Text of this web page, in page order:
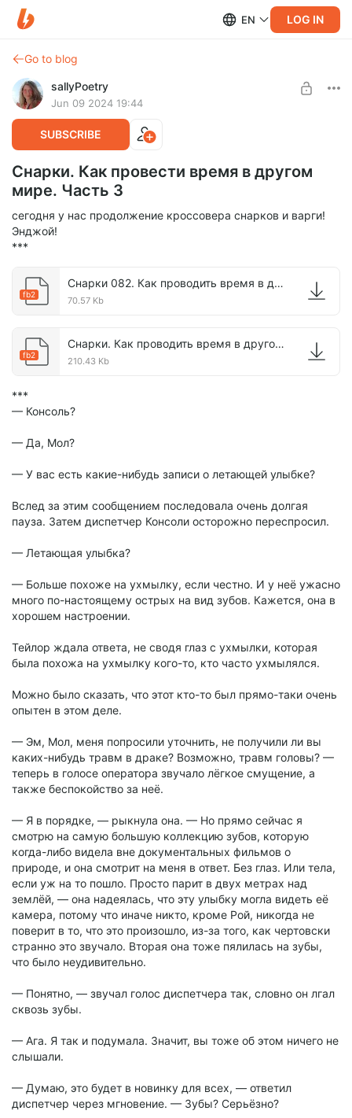
EN LOG IN
Go to blog
sallyPoetry
Jun 09 2024 19:44
SUBSCRIBE
Снарки. Как провести время в другом
мире. Часть 3
сегодня у нас продолжение кроссовера снарков и варги!
Энджой!
***
fb2
Снарки 082. Как проводить время в другом мире. Часть 3..fb2
70.57 Kb
fb2
Снарки. Как проводить время в другом мире. Общий файл..fb2
210.43 Kb
***
— Консоль?
— Да, Мол?
— У вас есть какие-нибудь записи о летающей улыбке?
Вслед за этим сообщением последовала очень долгая
пауза. Затем диспетчер Консоли осторожно переспросил.
— Летающая улыбка?
— Больше похоже на ухмылку, если честно. И у неё ужасно
много по-настоящему острых на вид зубов. Кажется, она в
хорошем настроении.
Тейлор ждала ответа, не сводя глаз с ухмылки, которая
была похожа на ухмылку кого-то, кто часто ухмылялся.
Можно было сказать, что этот кто-то был прямо-таки очень
опытен в этом деле.
— Эм, Мол, меня попросили уточнить, не получили ли вы
каких-нибудь травм в драке? Возможно, травм головы? —
теперь в голосе оператора звучало лёгкое смущение, а
также беспокойство за неё.
— Я в порядке, — рыкнула она. — Но прямо сейчас я
смотрю на самую большую коллекцию зубов, которую
когда-либо видела вне документальных фильмов о
природе, и она смотрит на меня в ответ. Без глаз. Или тела,
если уж на то пошло. Просто парит в двух метрах над
землёй, — она надеялась, что эту улыбку могла видеть её
камера, потому что иначе никто, кроме Рой, никогда не
поверит в то, что это произошло, из-за того, как чертовски
странно это звучало. Вторая она тоже пялилась на зубы,
что было неудивительно.
— Понятно, — звучал голос диспетчера так, словно он лгал
сквозь зубы.
— Ага. Я так и подумала. Значит, вы тоже об этом ничего не
слышали.
— Думаю, это будет в новинку для всех, — ответил
диспетчер через мгновение. — Зубы? Серьёзно?